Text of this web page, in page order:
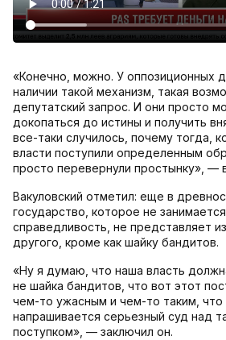
«Конечно, можно. У оппозиционных
наличии такой механизм, такая
депутатский запрос. И они просто
докопаться до истины и получить
все-таки случилось, почему тогда,
власти поступили определенным
просто перевернули простынку», —
Вакуловский отметил: еще в
государство, которое не
справедливость, не представляет
другого, кроме как шайку бандитов.
«Ну я думаю, что наша власть
не шайка бандитов, что вот этот
чем-то ужасным и чем-то таким, что
напрашивается серьезный суд над
поступком», — заключил он.